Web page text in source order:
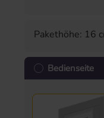
Pakethöhe: 16
Bedienseite